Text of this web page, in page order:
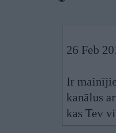
26 Feb
Ir
kanālus
kas Tev